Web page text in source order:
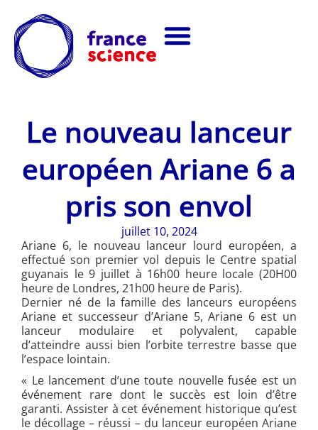
Le nouveau lanceur
européen Ariane 6 a
pris son envol
juillet 10, 2024
Ariane 6, le nouveau lanceur lourd européen, a
effectué son premier vol depuis le Centre spatial
guyanais le 9 juillet à 16h00 heure locale (20H00
heure de Londres, 21h00 heure de Paris).
Dernier né de la famille des lanceurs européens
Ariane et successeur d’Ariane 5, Ariane 6 est un
lanceur modulaire et polyvalent, capable
d’atteindre aussi bien l’orbite terrestre basse que
l’espace lointain.
« Le lancement d’une toute nouvelle fusée est un
événement rare dont le succès est loin d’être
garanti. Assister à cet événement historique qu’est
le décollage – réussi – du lanceur européen Ariane